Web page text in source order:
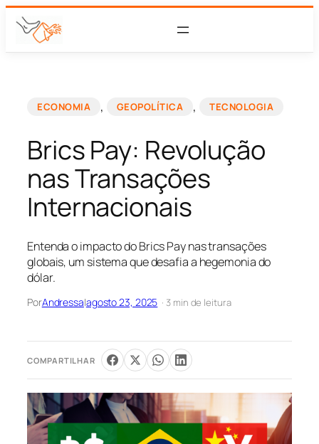
ECONOMIA , GEOPOLÍTICA , TECNOLOGIA
Brics Pay: Revolução
nas Transações
Internacionais
Entenda o impacto do Brics Pay nas transações
globais, um sistema que desafia a hegemonia do
dólar.
PorAndressa|agosto 23, 2025 · 3 min de leitura
COMPARTILHAR